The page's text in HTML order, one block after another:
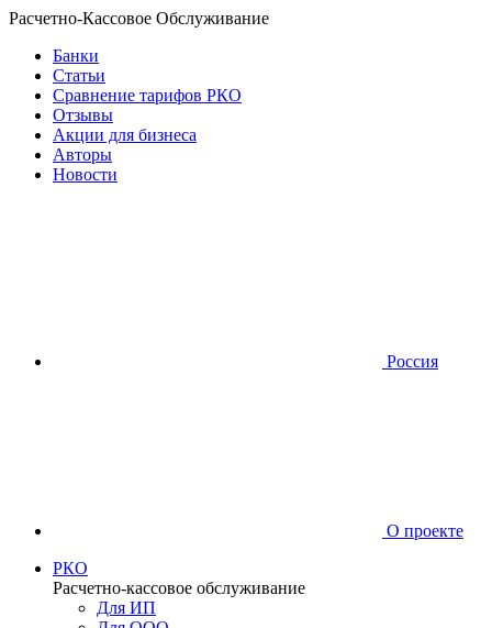
Расчетно-Кассовое Обслуживание
Банки
Статьи
Сравнение тарифов РКО
Отзывы
Акции для бизнеса
Авторы
Новости
Россия
О проекте
РКО
Расчетно-кассовое обслуживание
Для ИП